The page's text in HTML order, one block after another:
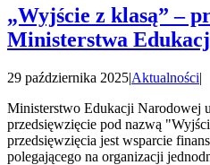
„Wyjście z klasą” –
Ministerstwa
29 października 2025|Aktualności|
Ministerstwo Edukacji Narodowej
przedsięwzięcie pod nazwą
przedsięwzięcia jest wsparcie
polegającego na organizacji